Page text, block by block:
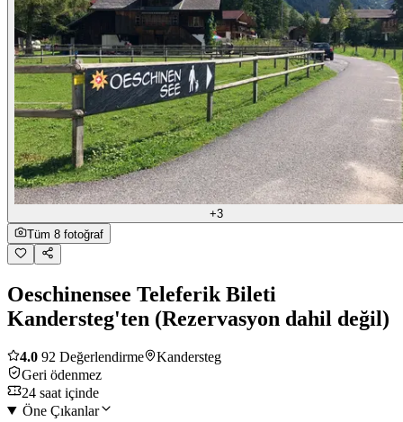
+3
Tüm 8 fotoğraf
Oeschinensee Teleferik Bileti
Kandersteg'ten (Rezervasyon dahil değil)
4.0 92 Değerlendirme
Kandersteg
Geri ödenmez
24 saat içinde
Öne Çıkanlar